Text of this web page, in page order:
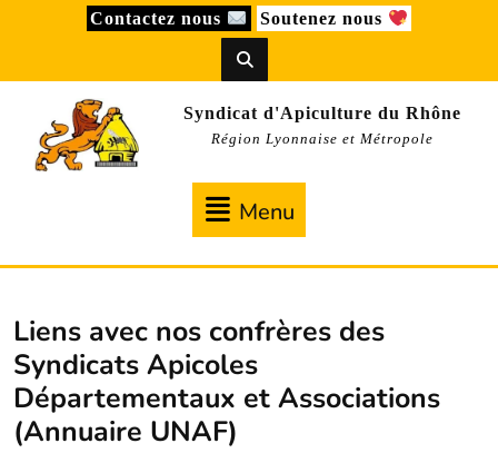
Contactez nous Soutenez nous
Syndicat d'Apiculture du Rhône
Région Lyonnaise et Métropole
Menu
Liens avec nos confrères des
Syndicats Apicoles
Départementaux et Associations
(Annuaire UNAF)